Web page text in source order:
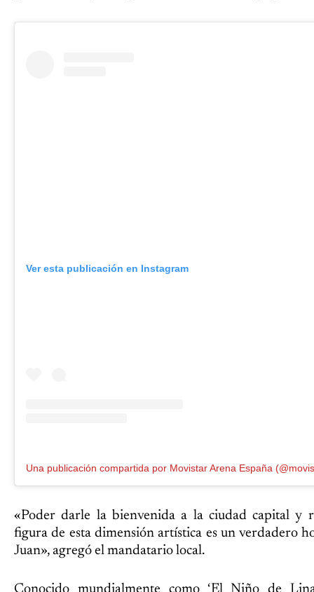
Ver esta publicación en Instagram
Una publicación compartida por Movistar Arena España
«Poder darle la bienvenida a la ciudad capital y
figura de esta dimensión artística es un verdadero
Juan», agregó el mandatario local.
Conocido mundialmente como ‘El Niño de